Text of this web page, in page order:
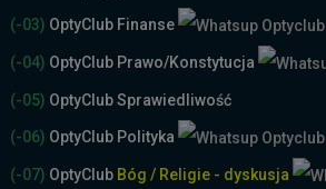
(-03) OptyClub Finanse
(-04) OptyClub Prawo/Konstytucja
(-05) OptyClub Sprawiedliwość
(-06) OptyClub Polityka
(-07) OptyClub Bóg / Religie - dyskusja